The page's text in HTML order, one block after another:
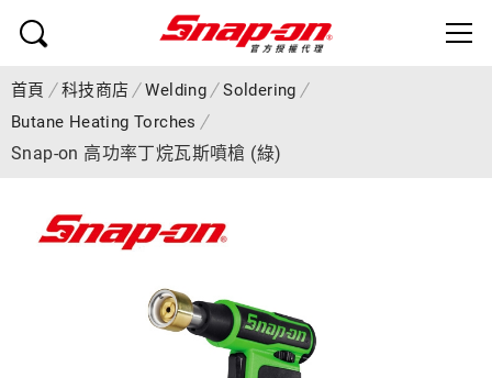
首頁 科技商店 Welding
Soldering
Butane Heating Torches
Snap-on 高功率丁烷瓦斯噴槍 (綠)